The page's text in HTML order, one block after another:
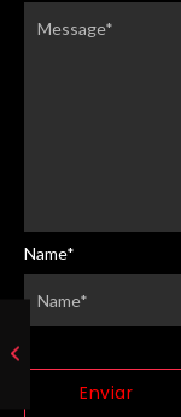
Name*